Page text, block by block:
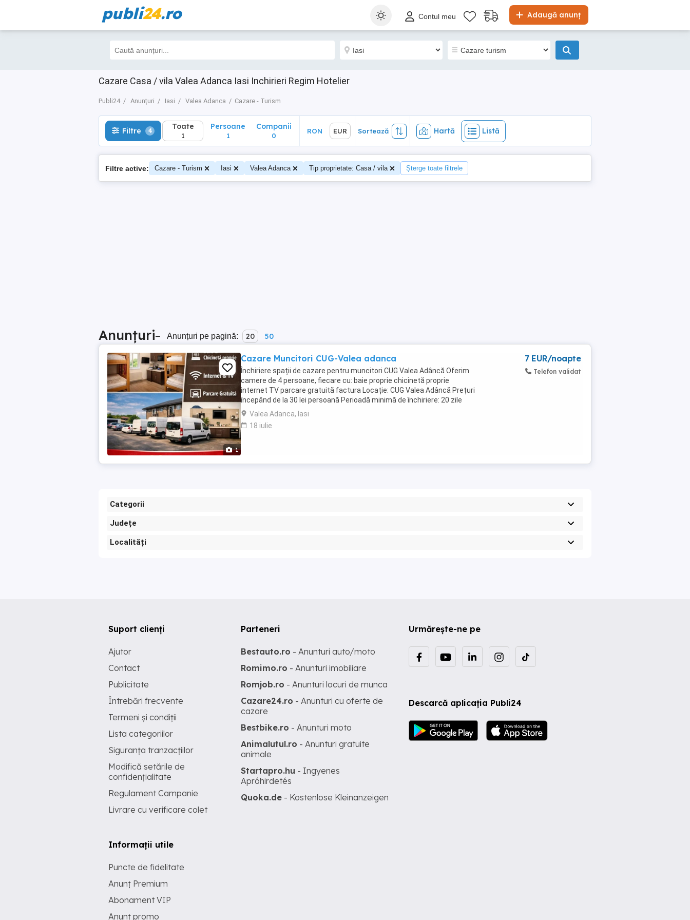
publi24.ro Adaugă anunț
Contul meu
Cazare Casa / vila Valea Adanca Iasi Inchirieri Regim Hotelier
Publi24 Anunțuri Iasi Valea Adanca Cazare - Turism
Filtre 4 Toate
1
Sortează Hartă Listă
Filtre 4 Toate
1
Persoane
1
Companii
0
RON EUR Sortează Hartă Listă
Filtre active: Cazare - Turism Iasi Valea Adanca Tip proprietate: Casa / vila Șterge toate filtrele
Anunțuri– Anunțuri pe pagină: 20 50
1
Cazare Muncitori CUG-Valea adanca
Închiriere spații de cazare pentru muncitori CUG Valea Adâncă Oferim
camere de 4 persoane, fiecare cu: baie proprie chicinetă proprie
internet TV parcare gratuită factura Locație: CUG Valea Adâncă Prețuri
începând de la 30 lei persoană Perioadă minimă de închiriere: 20 zile
Valea Adanca, Iasi
18 iulie
7 EUR/noapte
Telefon validat
Categorii
Județe
Localități
Urmărește-ne pe
Descarcă aplicația Publi24
Suport clienți
Ajutor
Contact
Publicitate
Întrebări frecvente
Termeni și condiții
Lista categoriilor
Siguranța tranzacțiilor
Modifică setările de
confidențialitate
Regulament Campanie
Livrare cu verificare colet
Informații utile
Puncte de fidelitate
Anunț Premium
Abonament VIP
Anunț promo
Parteneri
Bestauto.ro - Anunturi auto/moto
Romimo.ro - Anunturi imobiliare
Romjob.ro - Anunturi locuri de munca
Cazare24.ro - Anunturi cu oferte de
cazare
Bestbike.ro - Anunturi moto
Animalutul.ro - Anunturi gratuite
animale
Startapro.hu - Ingyenes
Apróhirdetés
Quoka.de - Kostenlose Kleinanzeigen